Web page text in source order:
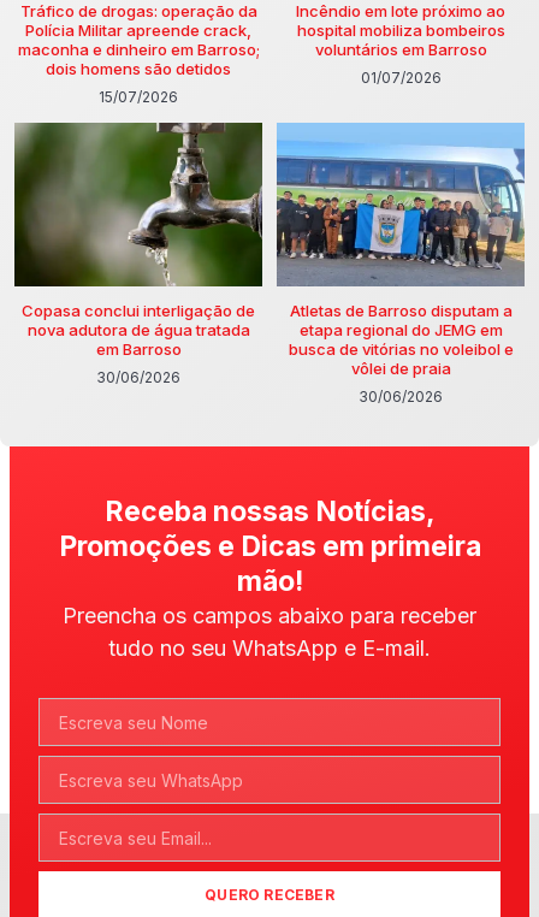
Tráfico de drogas: operação da
Polícia Militar apreende crack,
maconha e dinheiro em Barroso;
dois homens são detidos
15/07/2026
Incêndio em lote próximo ao
hospital mobiliza bombeiros
voluntários em Barroso
01/07/2026
Copasa conclui interligação de
nova adutora de água tratada
em Barroso
30/06/2026
Atletas de Barroso disputam a
etapa regional do JEMG em
busca de vitórias no voleibol e
vôlei de praia
30/06/2026
Receba nossas Notícias,
Promoções e Dicas em primeira
mão!
Preencha os campos abaixo para receber
tudo no seu WhatsApp e E-mail.
QUERO RECEBER